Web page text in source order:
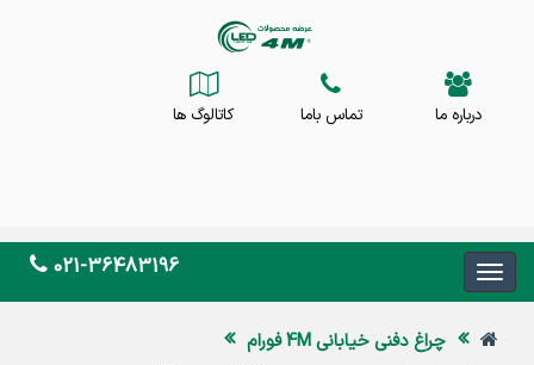
درباره ما تماس باما کاتالوگ ها
021-36483196
چراغ دفنی خیابانی 4M فورام